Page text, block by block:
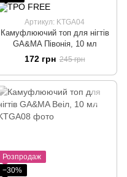
Артикул: KTGA04
Камуфлюючий топ для нігтів
GA&MA Півонія, 10 мл
172 грн 245 грн
Розпродаж
−30%